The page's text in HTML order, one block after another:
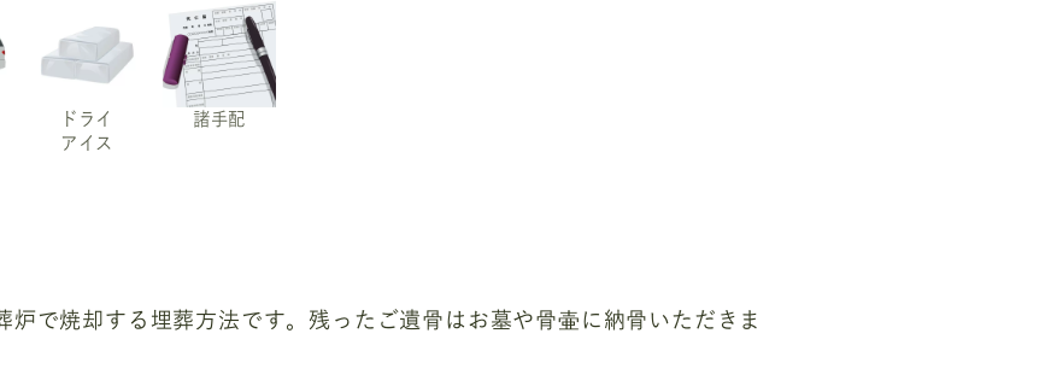
ドライ
アイス
諸手配
炉で焼却する埋葬方法です。残ったご遺骨はお墓や骨壷に納骨いただきま